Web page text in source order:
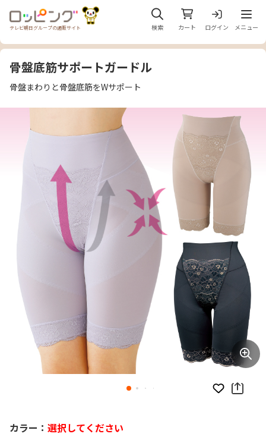
テレビ朝日グループの通販サイト 検索 カート ログイン
メニ
メニュー
お気に入り
骨盤底筋サポートガードル
骨盤まわりと骨盤底筋をWサポート
カラー： 選択してください